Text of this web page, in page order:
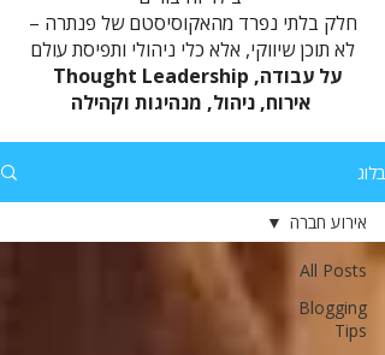
חלק בלתי נפרד מהאקוסיסטם של פנתרה –
לא תוכן שיווקי, אלא כלי ניהולי ותפיסת עולם
Thought Leadership על עבודה,
אירוח, ניהול, מנהיגות וקהילה
בלוג
All Posts
Blogging
Tips
אירוע חברה